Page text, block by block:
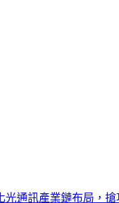
光通訊產業鏈布局，